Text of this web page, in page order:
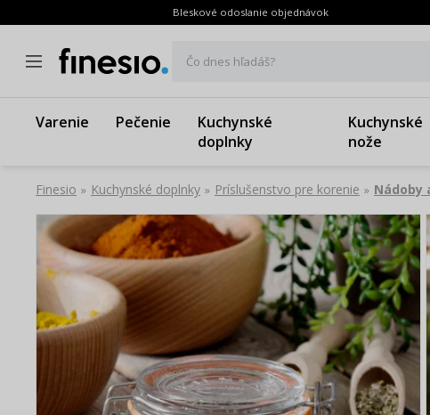
Bleskové odoslanie objednávok
Čo dnes hľadáš?
Varenie Pečenie
Kuchynské
doplnky
Kuchynské
nože
Finesio » Kuchynské doplnky » Príslušenstvo pre korenie » Nádoby